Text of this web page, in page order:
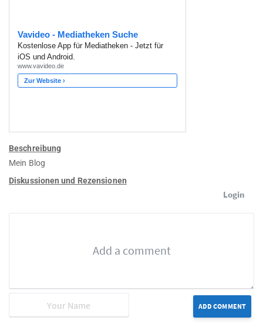
Beschreibung
Mein Blog
Diskussionen und Rezensionen
Login
ADD COMMENT